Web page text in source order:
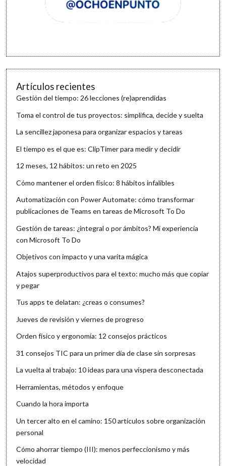
Artículos recientes
Gestión del tiempo: 26 lecciones (re)aprendidas
Toma el control de tus proyectos: simplifica, decide y suelta
La sencillez japonesa para organizar espacios y tareas
El tiempo es el que es: ClipTimer para medir y decidir
12 meses, 12 hábitos: un reto en 2025
Cómo mantener el orden físico: 8 hábitos infalibles
Automatización con Power Automate: cómo transformar
publicaciones de Teams en tareas de Microsoft To Do
Gestión de tareas: ¿integral o por ámbitos? Mi experiencia
con Microsoft To Do
Objetivos con impacto y una varita mágica
Atajos superproductivos para el texto: mucho más que copiar
y pegar
Tus apps te delatan: ¿creas o consumes?
Jueves de revisión y viernes de progreso
Orden físico y ergonomía: 12 consejos prácticos
31 consejos TIC para un primer día de clase sin sorpresas
La vuelta al trabajo: 10 ideas para una víspera desconectada
Herramientas, métodos y enfoque
Cuando la hora importa
Un tercer alto en el camino: 150 artículos sobre organización
personal
Cómo ahorrar tiempo (III): menos perfeccionismo y más
velocidad